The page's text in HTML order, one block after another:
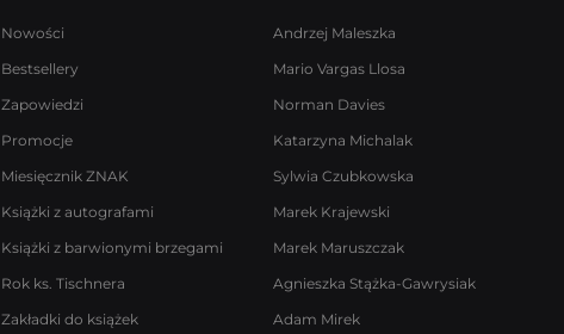
Nowości
Bestsellery
Zapowiedzi
Promocje
Miesięcznik ZNAK
Książki z autografami
Książki z barwionymi brzegami
Rok ks. Tischnera
Zakładki do książek
Andrzej Maleszka
Mario Vargas Llosa
Norman Davies
Katarzyna Michalak
Sylwia Czubkowska
Marek Krajewski
Marek Maruszczak
Agnieszka Stążka-Gawrysiak
Adam Mirek